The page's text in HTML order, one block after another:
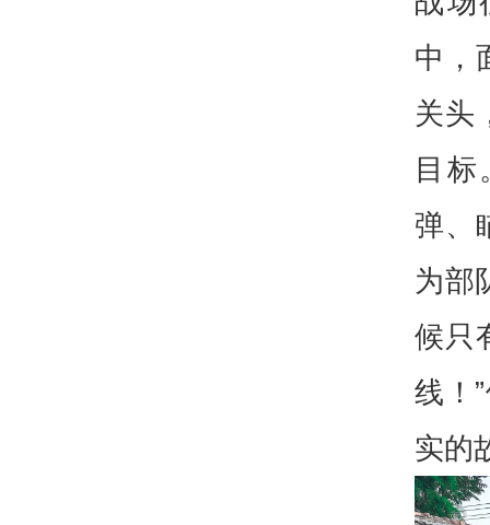
中，
关头
目标
弹、
为部
候只
线！
实的